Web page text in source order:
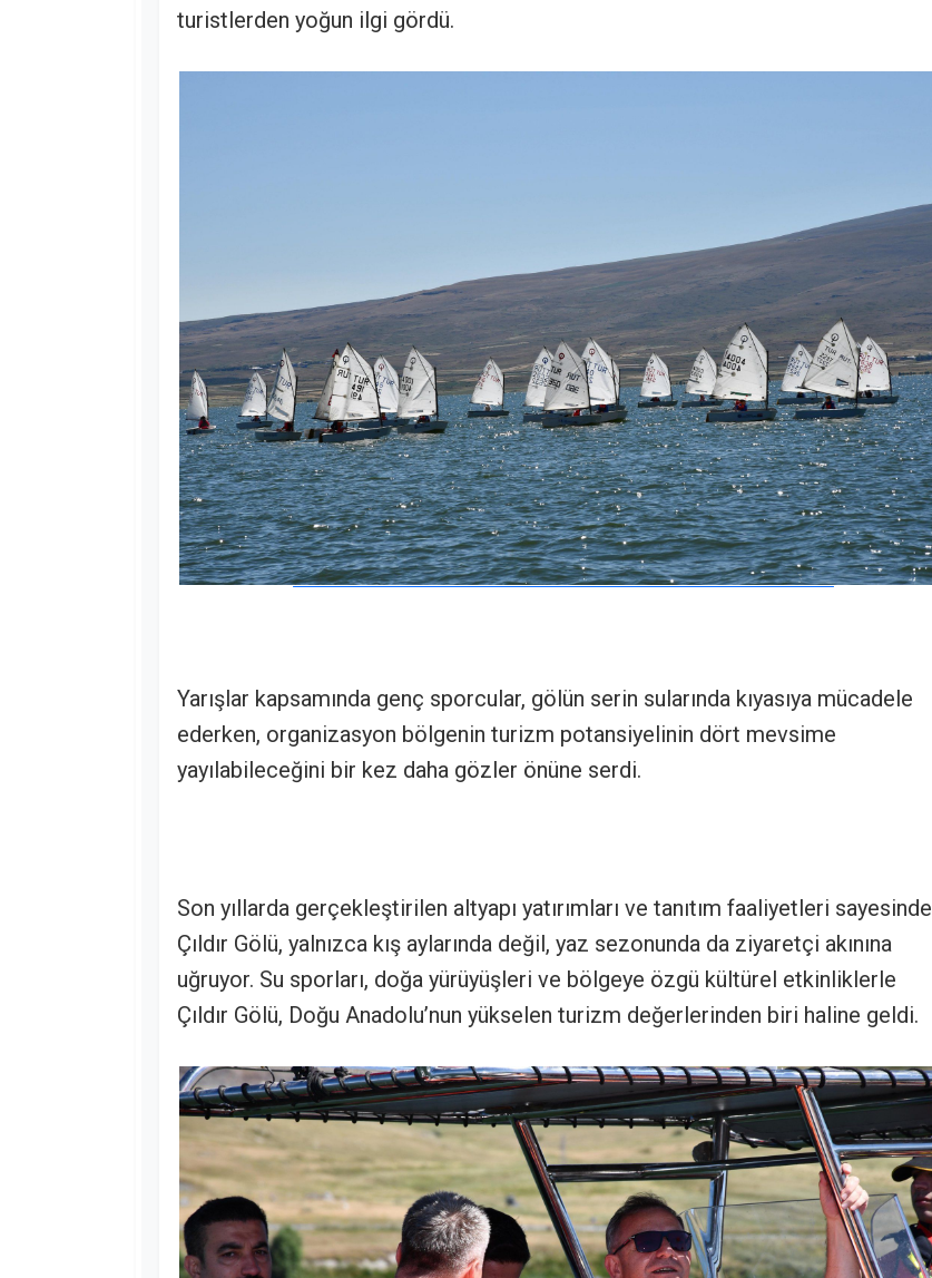
turistlerden yoğun ilgi gördü.
Yarışlar kapsamında genç sporcular, gölün serin sularında kıyasıya mücadele
ederken, organizasyon bölgenin turizm potansiyelinin dört mevsime
yayılabileceğini bir kez daha gözler önüne serdi.
Son yıllarda gerçekleştirilen altyapı yatırımları ve tanıtım faaliyetleri sayesinde
Çıldır Gölü, yalnızca kış aylarında değil, yaz sezonunda da ziyaretçi akınına
uğruyor. Su sporları, doğa yürüyüşleri ve bölgeye özgü kültürel etkinliklerle
Çıldır Gölü, Doğu Anadolu’nun yükselen turizm değerlerinden biri haline geldi.